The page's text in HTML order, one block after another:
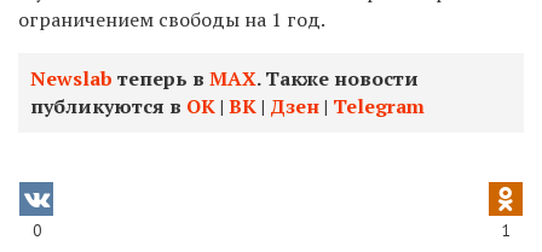
ограничением свободы на 1 год.
Newslab теперь в МАХ. Также новости
публикуются в ОК| ВК| Дзен| Telegram
0 1